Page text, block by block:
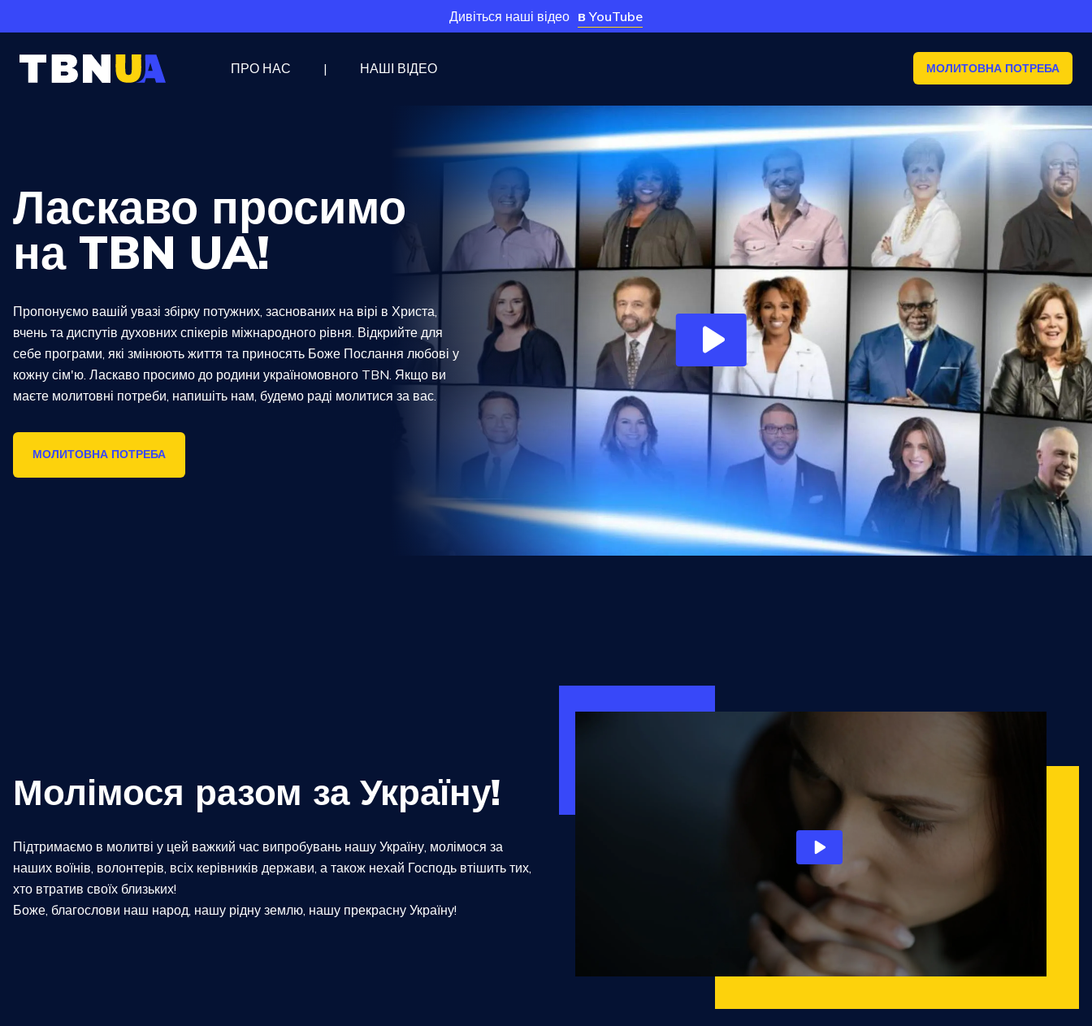
Дивіться наші відео в YouTube
ПРО НАС НАШІ ВІДЕО МОЛИТОВНА ПОТРЕБА
Ласкаво просимо
на TBN UA!
Пропонуємо вашій увазі збірку потужних, заснованих на вірі в Христа,
вчень та диспутів духовних спікерів міжнародного рівня. Відкрийте для
себе програми, які змінюють життя та приносять Боже Послання любові у
кожну сім'ю. Ласкаво просимо до родини україномовного TBN. Якщо ви
маєте молитовні потреби, напишіть нам, будемо раді молитися за вас.
МОЛИТОВНА ПОТРЕБА
Молімося разом за Україну!
​Підтримаємо в молитві у цей важкий час випробувань нашу Україну, молімося за
наших воїнів, волонтерів, всіх керівників держави, а також нехай Господь втішить тих,
хто втратив своїх близьких!
Боже, благослови наш народ, нашу рідну землю, нашу прекрасну Україну!